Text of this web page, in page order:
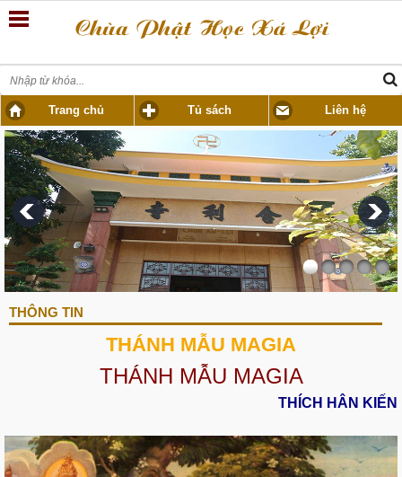
Trang chủ Tủ sách Liên hệ
THÔNG TIN
THÁNH MẪU MAGIA
THÁNH MẪU MAGIA
THÍCH HÂN KIẾN